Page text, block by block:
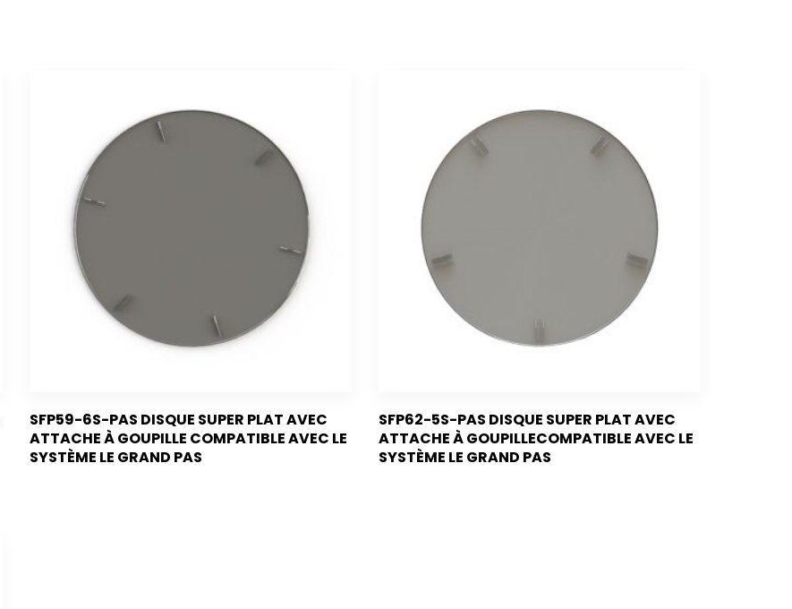
SFP59-6S-PAS DISQUE SUPER PLAT AVEC
ATTACHE À GOUPILLE COMPATIBLE AVEC LE
SYSTÈME LE GRAND PAS
SFP62-5S-PAS DISQUE SUPER PLAT AVEC
ATTACHE À GOUPILLECOMPATIBLE AVEC LE
SYSTÈME LE GRAND PAS